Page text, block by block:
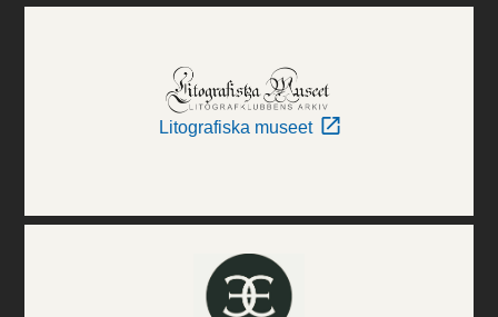
Litografiska museet